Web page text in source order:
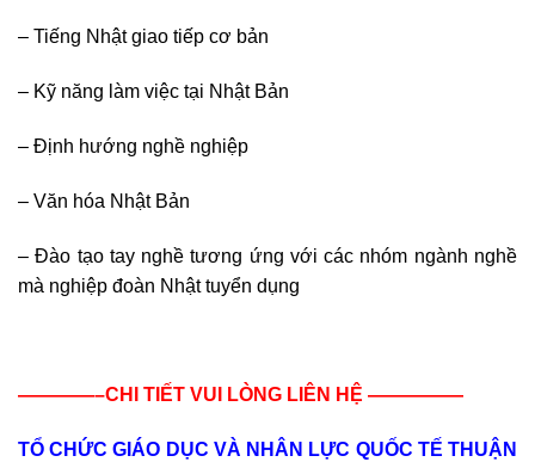
– Tiếng Nhật giao tiếp cơ bản
– Kỹ năng làm việc tại Nhật Bản
– Định hướng nghề nghiệp
– Văn hóa Nhật Bản
– Đào tạo tay nghề tương ứng với các nhóm ngành nghề
mà nghiệp đoàn Nhật tuyển dụng
————–CHI TIẾT VUI LÒNG LIÊN HỆ —————
TỔ CHỨC GIÁO DỤC VÀ NHÂN LỰC QUỐC TẾ THUẬN